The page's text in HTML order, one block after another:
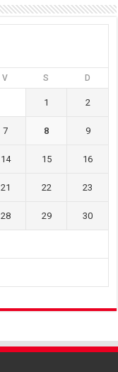
V S D
1 2
7 8 9
14 15 16
21 22 23
28 29 30